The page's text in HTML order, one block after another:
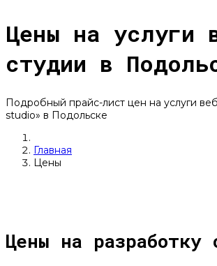
Цены на услуги
студии в
Подробный прайс-лист цен на услуги
studio» в Подольске
Главная
Цены
Цены на разработку